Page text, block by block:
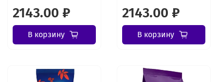
2143.00 ₽
В корзину
2143.00 ₽
В корзину